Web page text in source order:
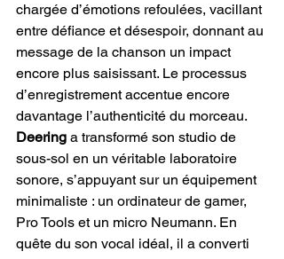
chargée d’émotions refoulées, vacillant
entre défiance et désespoir, donnant au
message de la chanson un impact
encore plus saisissant. Le processus
d’enregistrement accentue encore
davantage l’authenticité du morceau.
Deering a transformé son studio de
sous-sol en un véritable laboratoire
sonore, s’appuyant sur un équipement
minimaliste : un ordinateur de gamer,
Pro Tools et un micro Neumann. En
quête du son vocal idéal, il a converti